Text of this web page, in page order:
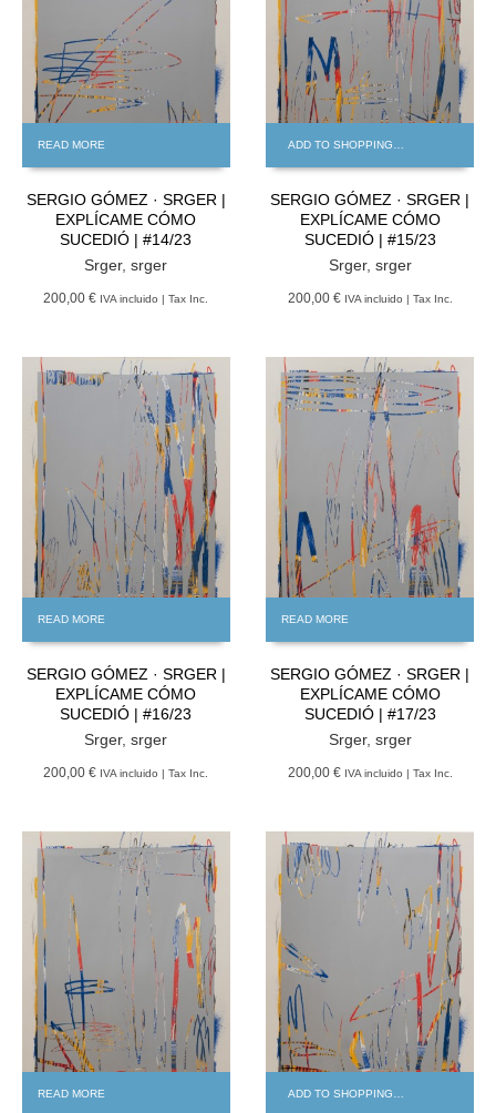
READ MORE
SERGIO GÓMEZ · SRGER |
EXPLÍCAME CÓMO
SUCEDIÓ | #14/23
Srger,srger
200,00 € IVA incluido | Tax Inc.
ADD TO SHOPPING BAG
SERGIO GÓMEZ · SRGER |
EXPLÍCAME CÓMO
SUCEDIÓ | #15/23
Srger, srger
200,00 € IVA incluido | Tax Inc.
READ MORE
SERGIO GÓMEZ · SRGER |
EXPLÍCAME CÓMO
SUCEDIÓ | #16/23
Srger,srger
200,00 € IVA incluido | Tax Inc.
READ MORE
SERGIO GÓMEZ · SRGER |
EXPLÍCAME CÓMO
SUCEDIÓ | #17/23
Srger, srger
200,00 € IVA incluido | Tax Inc.
READ MORE ADD TO SHOPPING BAG